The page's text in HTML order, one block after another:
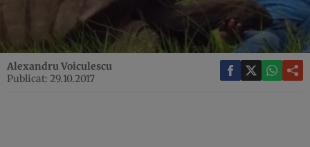
Alexandru Voiculescu
Publicat: 29.10.2017